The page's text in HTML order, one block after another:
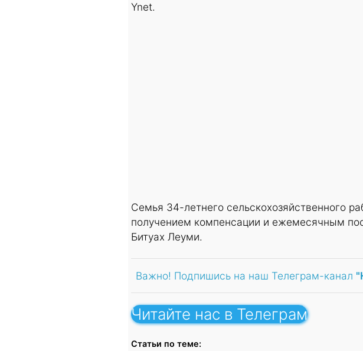
Ynet.
Семья 34-летнего сельскохозяйственного
получением компенсации и ежемесячным
Битуах Леуми.
Важно! Подпишись на наш Телеграм-канал
Читайте нас в Телеграм
Статьи по теме: